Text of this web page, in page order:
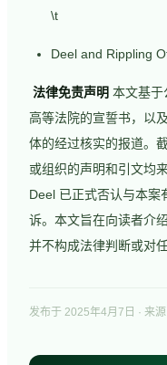
\t
Deel and Rippling
法律免责声明 本文基于
高等法院的宣誓书，以
体的经过核实的报道。
或组织的声明和引文均
Deel 已正式否认与本案
诉。本文旨在向读者介
并不构成法律判断或对
发布于 2025年4月7日 · 来